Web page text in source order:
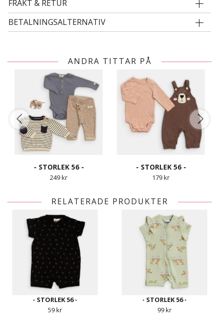
FRAKT & RETUR
BETALNINGSALTERNATIV
ANDRA TITTAR PÅ
- STORLEK 56 -
249 kr
- STORLEK 56 -
179 kr
RELATERADE PRODUKTER
- STORLEK 56 -
59 kr
- STORLEK 56 -
99 kr